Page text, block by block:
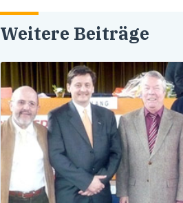
Weitere Beiträge